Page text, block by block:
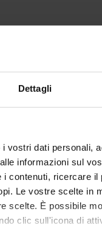
Dettagli
i vostri dati personali,
informazioni sul
contenuti, ricercare
Le vostre scelte in
scelte. È possibile
clic sull'icona di